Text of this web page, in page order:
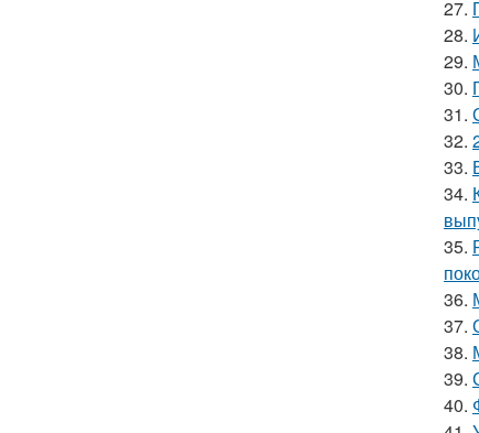
27.
28.
29.
30.
31.
32.
33.
34.
35.
36.
37.
38.
39.
40.